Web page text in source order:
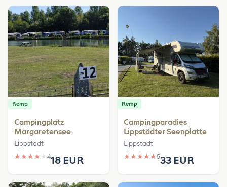
Kemp
Campingplatz
Margaretensee
Lippstadt
★ ★ ★ ★ ★ 418 EUR
Kemp
Campingparadies
Lippstädter Seenplatte
Lippstadt
★ ★ ★ ★ ★533 EUR